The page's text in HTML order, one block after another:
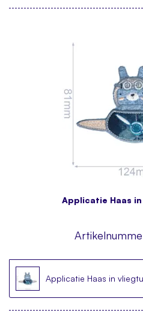
Applicatie Haas
Applicatie Haas in